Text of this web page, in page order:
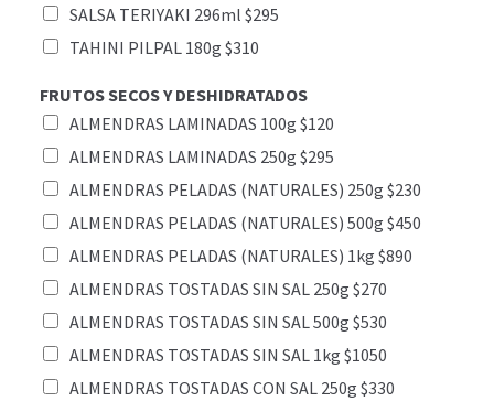
SALSA TERIYAKI 296ml $295
TAHINI PILPAL 180g $310
FRUTOS SECOS Y DESHIDRATADOS
ALMENDRAS LAMINADAS 100g $120
ALMENDRAS LAMINADAS 250g $295
ALMENDRAS PELADAS (NATURALES) 250g $230
ALMENDRAS PELADAS (NATURALES) 500g $450
ALMENDRAS PELADAS (NATURALES) 1kg $890
ALMENDRAS TOSTADAS SIN SAL 250g $270
ALMENDRAS TOSTADAS SIN SAL 500g $530
ALMENDRAS TOSTADAS SIN SAL 1kg $1050
ALMENDRAS TOSTADAS CON SAL 250g $330